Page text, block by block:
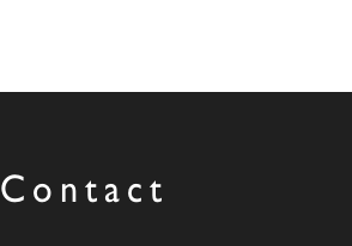
Contact